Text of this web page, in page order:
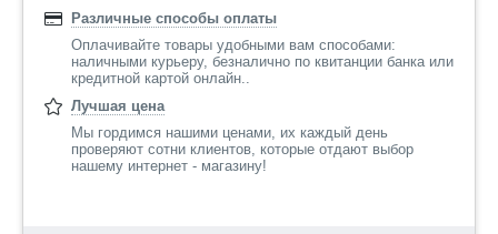
Различные способы оплаты
Оплачивайте товары удобными вам способами:
наличными курьеру, безналично по квитанции банка или
кредитной картой онлайн..
Лучшая цена
Мы гордимся нашими ценами, их каждый день
проверяют сотни клиентов, которые отдают выбор
нашему интернет - магазину!